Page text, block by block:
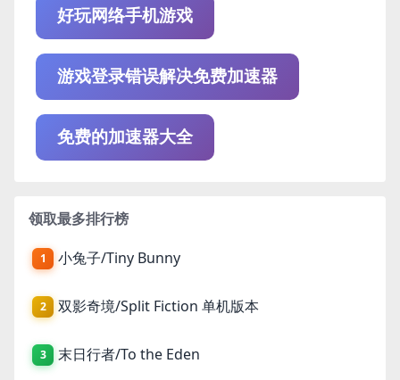
好玩网络手机游戏
游戏登录错误解决免费加速器
免费的加速器大全
领取最多排行榜
1 小兔子/Tiny Bunny
2 双影奇境/Split Fiction 单机版本
3 末日行者/To the Eden